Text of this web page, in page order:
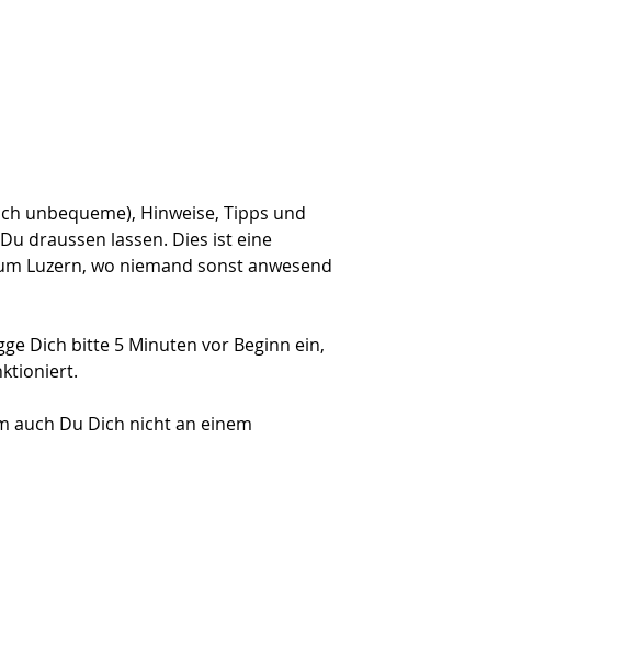
unbequeme), Hinweise, Tipps und
draussen lassen. Dies ist eine
Luzern, wo niemand sonst anwesend
Dich bitte 5 Minuten vor Beginn ein,
auch Du Dich nicht an einem